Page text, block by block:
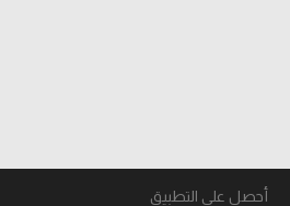
أحصل على التطبيق